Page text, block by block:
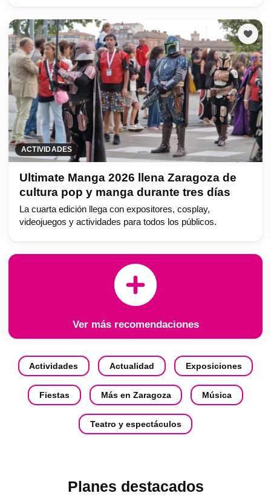
ACTIVIDADES
Ultimate Manga 2026 llena Zaragoza de
cultura pop y manga durante tres días
La cuarta edición llega con expositores, cosplay,
videojuegos y actividades para todos los públicos.
Ver más recomendaciones
Actividades Actualidad Exposiciones
Fiestas Más en Zaragoza Música
Teatro y espectáculos
Planes destacados